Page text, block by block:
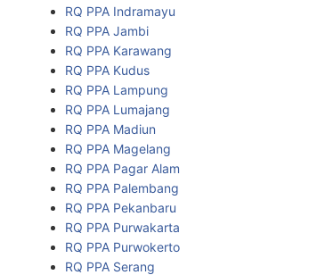
RQ PPA Indramayu
RQ PPA Jambi
RQ PPA Karawang
RQ PPA Kudus
RQ PPA Lampung
RQ PPA Lumajang
RQ PPA Madiun
RQ PPA Magelang
RQ PPA Pagar Alam
RQ PPA Palembang
RQ PPA Pekanbaru
RQ PPA Purwakarta
RQ PPA Purwokerto
RQ PPA Serang